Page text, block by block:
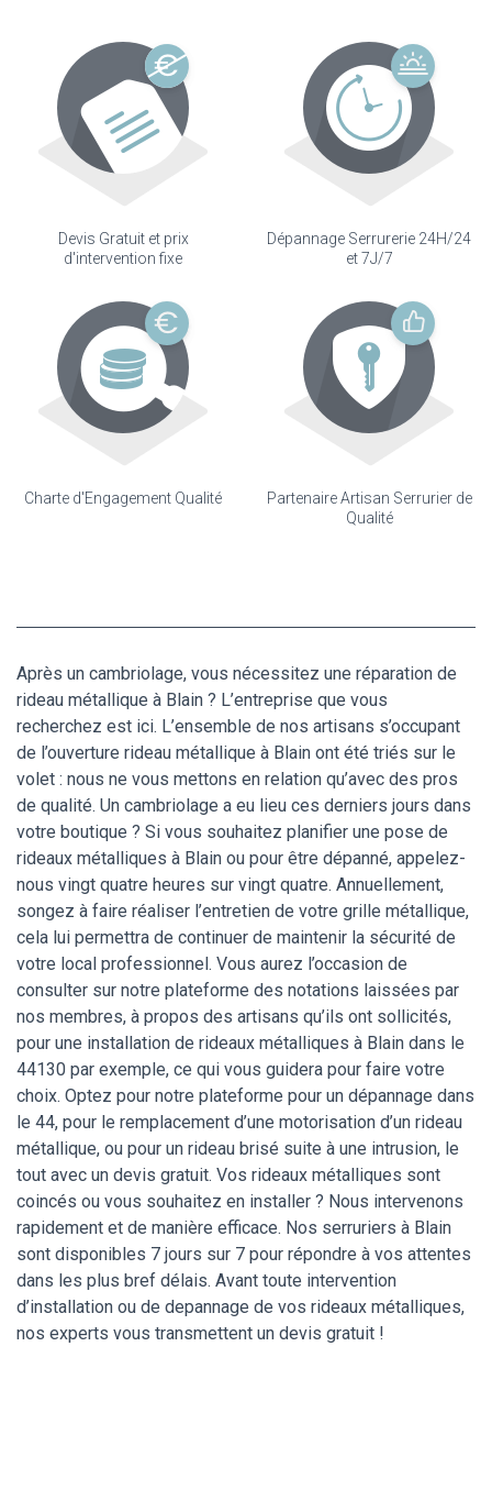
Devis Gratuit et prix
d'intervention fixe
Dépannage Serrurerie 24H/24
et 7J/7
Charte d'Engagement Qualité
Partenaire Artisan Serrurier de
Qualité
Après un cambriolage, vous nécessitez une réparation de
rideau métallique à Blain ? L’entreprise que vous
recherchez est ici. L’ensemble de nos artisans s’occupant
de l’ouverture rideau métallique à Blain ont été triés sur le
volet : nous ne vous mettons en relation qu’avec des pros
de qualité. Un cambriolage a eu lieu ces derniers jours dans
votre boutique ? Si vous souhaitez planifier une pose de
rideaux métalliques à Blain ou pour être dépanné, appelez-
nous vingt quatre heures sur vingt quatre. Annuellement,
songez à faire réaliser l’entretien de votre grille métallique,
cela lui permettra de continuer de maintenir la sécurité de
votre local professionnel. Vous aurez l’occasion de
consulter sur notre plateforme des notations laissées par
nos membres, à propos des artisans qu’ils ont sollicités,
pour une installation de rideaux métalliques à Blain dans le
44130 par exemple, ce qui vous guidera pour faire votre
choix. Optez pour notre plateforme pour un dépannage dans
le 44, pour le remplacement d’une motorisation d’un rideau
métallique, ou pour un rideau brisé suite à une intrusion, le
tout avec un devis gratuit. Vos rideaux métalliques sont
coincés ou vous souhaitez en installer ? Nous intervenons
rapidement et de manière efficace. Nos serruriers à Blain
sont disponibles 7 jours sur 7 pour répondre à vos attentes
dans les plus bref délais. Avant toute intervention
d’installation ou de depannage de vos rideaux métalliques,
nos experts vous transmettent un devis gratuit !